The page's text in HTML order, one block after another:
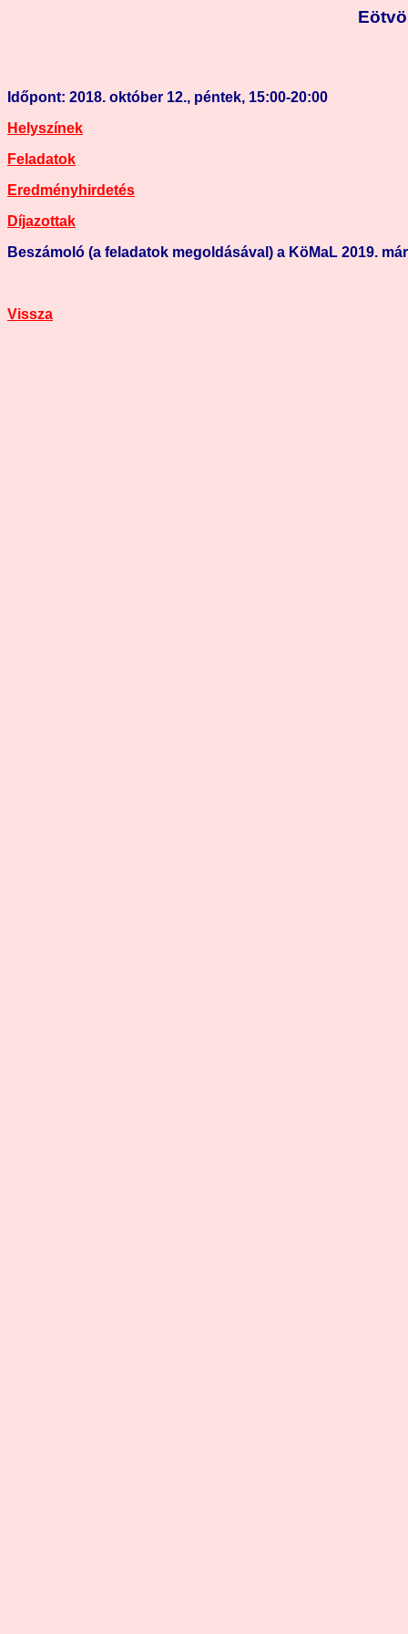
Időpont: 2018. október 12., péntek, 15:00-20:00
Helyszínek
Feladatok
Eredményhirdetés
Díjazottak
Beszámoló (a feladatok megoldásával) a KöMaL 2019.
Vissza